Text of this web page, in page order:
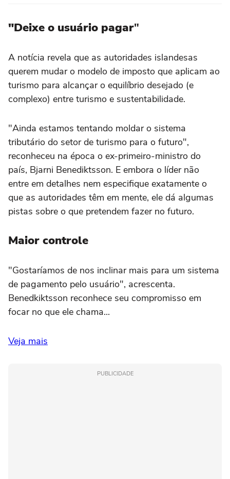
"Deixe o usuário pagar"
A notícia revela que as autoridades islandesas
querem mudar o modelo de imposto que aplicam ao
turismo para alcançar o equilíbrio desejado (e
complexo) entre turismo e sustentabilidade.
"Ainda estamos tentando moldar o sistema
tributário do setor de turismo para o futuro",
reconheceu na época o ex-primeiro-ministro do
país, Bjarni Benediktsson. E embora o líder não
entre em detalhes nem especifique exatamente o
que as autoridades têm em mente, ele dá algumas
pistas sobre o que pretendem fazer no futuro.
Maior controle
"Gostaríamos de nos inclinar mais para um sistema
de pagamento pelo usuário", acrescenta.
Benedkiktsson reconhece seu compromisso em
focar no que ele chama...
Veja mais
PUBLICIDADE